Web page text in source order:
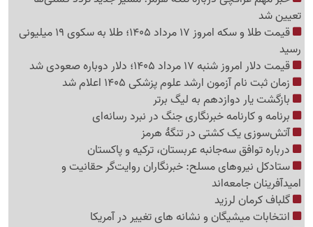
تعیین شد
قیمت طلا و سکه امروز 17 مرداد 1405؛ طلا به سکوی 19 میلیونی
رسید
قیمت دلار امروز شنبه 17 مرداد 1405؛ دلار دوباره صعودی شد
زمان ثبت نام آزمون ارشد علوم پزشکی 1405 اعلام شد
بازگشت یار دوازدهم به لیگ برتر
برنامه و کارنامه خبرنگاری جنگ در نبرد رسانه‌ای
آتش‌سوزی یک کشتی در تنگهٔ هرمز
درباره توافق سه‌جانبه عربستان، ترکیه و پاکستان
ستادکل نیروهای مسلح: خبرنگاران روایت‌گر حقانیت و
امیدآفرینان جامعه‌اند
گلباف کرمان لرزید
انتخابات میشیگان و نشانه های تغییر در آمریکا